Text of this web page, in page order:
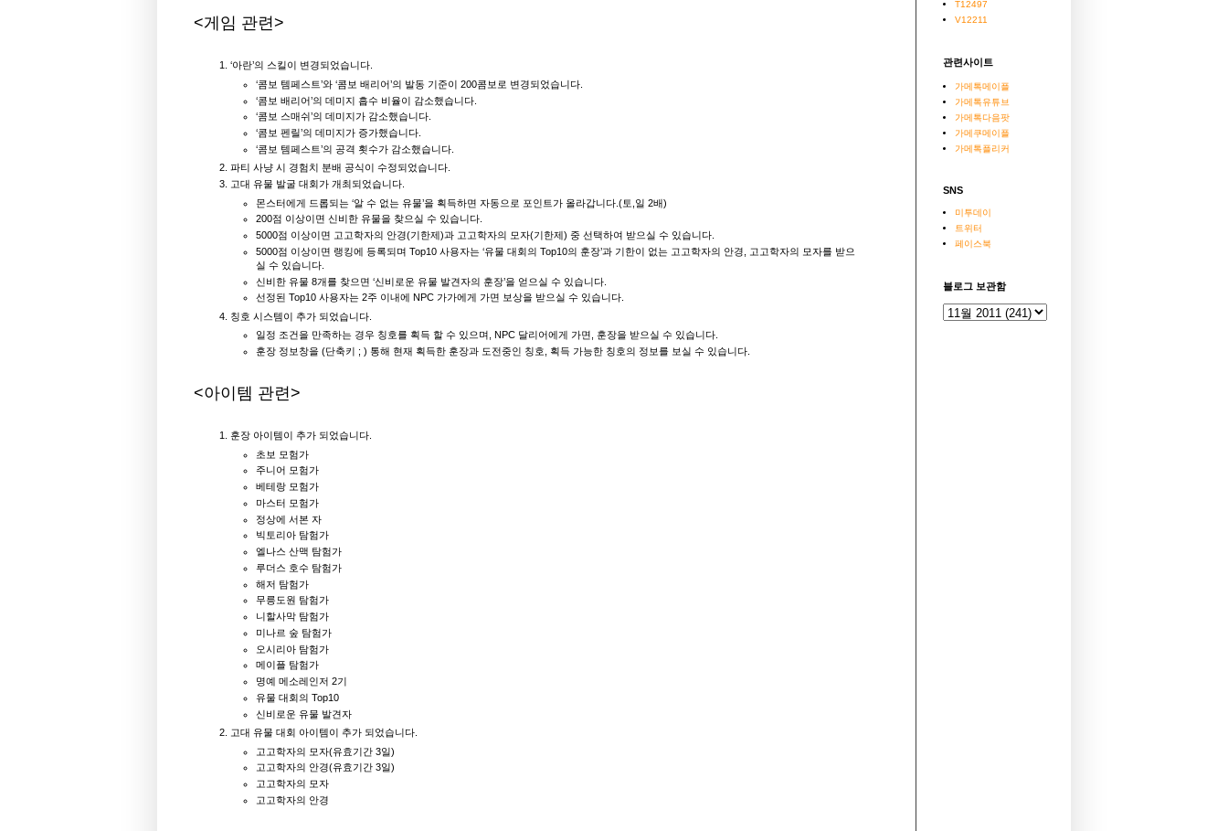
<게임 관련>
‘아란’의 스킬이 변경되었습니다.
‘콤보 템페스트’와 ‘콤보 배리어’의 발동 기준이 200콤보로 변경되었습니다.
‘콤보 배리어’의 데미지 흡수 비율이 감소했습니다.
‘콤보 스매쉬’의 데미지가 감소했습니다.
‘콤보 펜릴’의 데미지가 증가했습니다.
‘콤보 템페스트’의 공격 횟수가 감소했습니다.
파티 사냥 시 경험치 분배 공식이 수정되었습니다.
고대 유물 발굴 대회가 개최되었습니다.
몬스터에게 드롭되는 ‘알 수 없는 유물’을 획득하면 자동으로 포인트가 올라갑니다.(토,일 2배)
200점 이상이면 신비한 유물을 찾으실 수 있습니다.
5000점 이상이면 고고학자의 안경(기한제)과 고고학자의 모자(기한제) 중 선택하여 받으실 수 있습니다.
5000점 이상이면 랭킹에 등록되며 Top10 사용자는 ‘유물 대회의 Top10의 훈장’과 기한이 없는 고고학자의 안경, 고고학자의 모자를 받으
실 수 있습니다.
신비한 유물 8개를 찾으면 ‘신비로운 유물 발견자의 훈장’을 얻으실 수 있습니다.
선정된 Top10 사용자는 2주 이내에 NPC 가가에게 가면 보상을 받으실 수 있습니다.
칭호 시스템이 추가 되었습니다.
일정 조건을 만족하는 경우 칭호를 획득 할 수 있으며, NPC 달리어에게 가면, 훈장을 받으실 수 있습니다.
훈장 정보창을 (단축키 ; ) 통해 현재 획득한 훈장과 도전중인 칭호, 획득 가능한 칭호의 정보를 보실 수 있습니다.
<아이템 관련>
훈장 아이템이 추가 되었습니다.
초보 모험가
주니어 모험가
베테랑 모험가
마스터 모험가
정상에 서본 자
빅토리아 탐험가
엘나스 산맥 탐험가
루더스 호수 탐험가
해저 탐험가
무릉도원 탐험가
니할사막 탐험가
미나르 숲 탐험가
오시리아 탐험가
메이플 탐험가
명예 메소레인저 2기
유물 대회의 Top10
신비로운 유물 발견자
고대 유물 대회 아이템이 추가 되었습니다.
고고학자의 모자(유효기간 3일)
고고학자의 안경(유효기간 3일)
고고학자의 모자
고고학자의 안경
T12497
V12211
관련사이트
가메톡메이플
가메톡유튜브
가메톡다음팟
가메쿠메이플
가메톡플리커
SNS
미투데이
트위터
페이스북
블로그 보관함